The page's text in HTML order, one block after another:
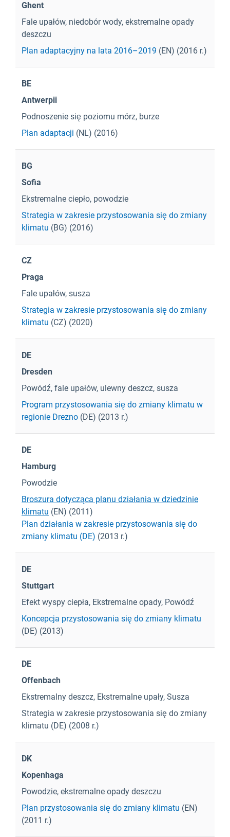
Ghent
Fale upałów, niedobór wody, ekstremalne opady
deszczu
Plan adaptacyjny na lata 2016–2019 (EN) (2016 r.)
BE
Antwerpii
Podnoszenie się poziomu mórz, burze
Plan adaptacji (NL) (2016)
BG
Sofia
Ekstremalne ciepło, powodzie
Strategia w zakresie przystosowania się do zmiany
klimatu (BG) (2016)
CZ
Praga
Fale upałów, susza
Strategia w zakresie przystosowania się do zmiany
klimatu (CZ) (2020)
DE
Dresden
Powódź, fale upałów, ulewny deszcz, susza
Program przystosowania się do zmiany klimatu w
regionie Drezno (DE) (2013 r.)
DE
Hamburg
Powodzie
Broszura dotycząca planu działania w dziedzinie
klimatu (EN) (2011)
Plan działania w zakresie przystosowania się do
zmiany klimatu (DE) (2013 r.)
DE
Stuttgart
Efekt wyspy ciepła, Ekstremalne opady, Powódź
Koncepcja przystosowania się do zmiany klimatu
(DE) (2013)
DE
Offenbach
Ekstremalny deszcz, Ekstremalne upały, Susza
Strategia w zakresie przystosowania się do zmiany
klimatu (DE) (2008 r.)
DK
Kopenhaga
Powodzie, ekstremalne opady deszczu
Plan przystosowania się do zmiany klimatu (EN)
(2011 r.)